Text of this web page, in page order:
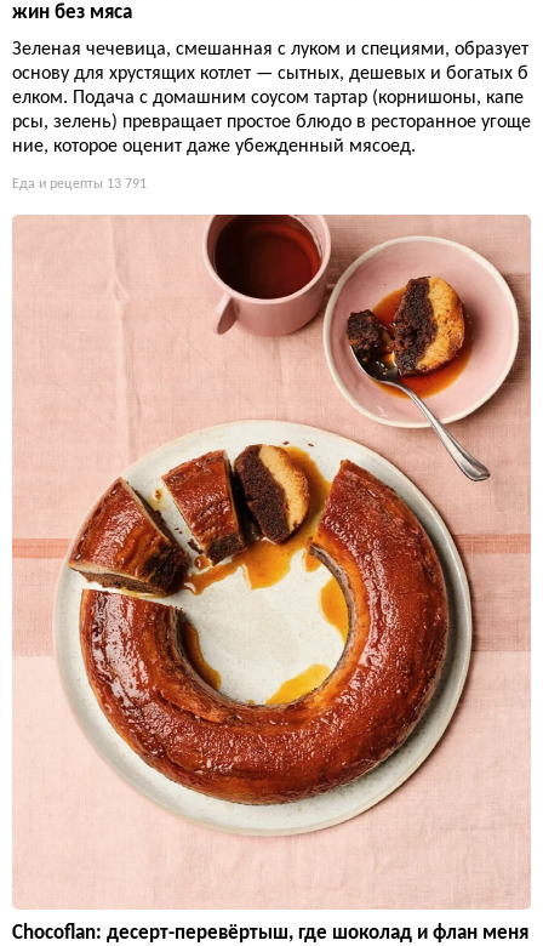
жин без мяса
Зеленая чечевица, смешанная с луком и специями, образует
основу для хрустящих котлет — сытных, дешевых и богатых б
елком. Подача с домашним соусом тартар (корнишоны, капе
рсы, зелень) превращает простое блюдо в ресторанное угоще
ние, которое оценит даже убежденный мясоед.
Еда и рецепты 13 791
Chocoflan: десерт-перевёртыш, где шоколад и флан меня